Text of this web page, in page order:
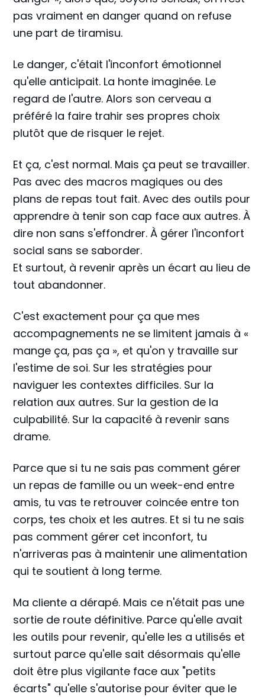
pas vraiment en danger quand on refuse
une part de tiramisu.
Le danger, c'était l'inconfort émotionnel
qu'elle anticipait. La honte imaginée. Le
regard de l'autre. Alors son cerveau a
préféré la faire trahir ses propres choix
plutôt que de risquer le rejet.
Et ça, c'est normal. Mais ça peut se travailler.
Pas avec des macros magiques ou des
plans de repas tout fait. Avec des outils pour
apprendre à tenir son cap face aux autres. À
dire non sans s'effondrer. À gérer l'inconfort
social sans se saborder.
Et surtout, à revenir après un écart au lieu de
tout abandonner.
C'est exactement pour ça que mes
accompagnements ne se limitent jamais à «
mange ça, pas ça », et qu'on y travaille sur
l'estime de soi. Sur les stratégies pour
naviguer les contextes difficiles. Sur la
relation aux autres. Sur la gestion de la
culpabilité. Sur la capacité à revenir sans
drame.
Parce que si tu ne sais pas comment gérer
un repas de famille ou un week-end entre
amis, tu vas te retrouver coincée entre ton
corps, tes choix et les autres. Et si tu ne sais
pas comment gérer cet inconfort, tu
n'arriveras pas à maintenir une alimentation
qui te soutient à long terme.
Ma cliente a dérapé. Mais ce n'était pas une
sortie de route définitive. Parce qu'elle avait
les outils pour revenir, qu'elle les a utilisés et
surtout parce qu'elle sait désormais qu'elle
doit être plus vigilante face aux "petits
écarts" qu'elle s'autorise pour éviter que le